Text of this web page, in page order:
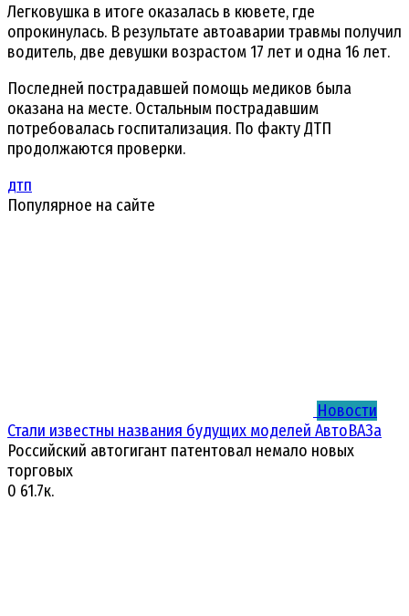
Легковушка в итоге оказалась в кювете, где
опрокинулась. В результате автоаварии травмы получил
водитель, две девушки возрастом 17 лет и одна 16 лет.
Последней пострадавшей помощь медиков была
оказана на месте. Остальным пострадавшим
потребовалась госпитализация. По факту ДТП
продолжаются проверки.
дтп
Популярное на сайте
Новости
Стали известны названия будущих моделей АвтоВАЗа
Российский автогигант патентовал немало новых
торговых
0 61.7к.